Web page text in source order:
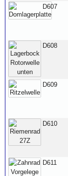
D607
D608
D609
D610
D611